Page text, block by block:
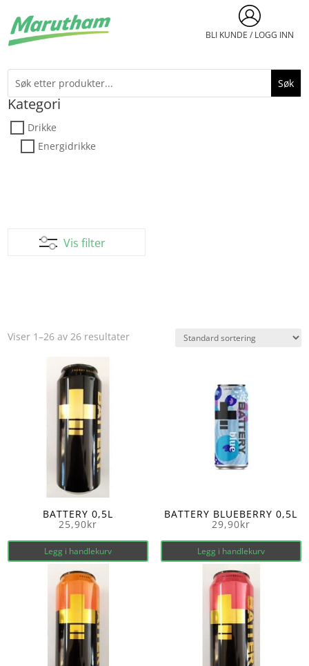
BLI KUNDE / LOGG INN
Kategori
Drikke
Energidrikke
Vis filter
Viser 1–26 av 26 resultater
BATTERY 0,5L
25,90kr
Legg i handlekurv
BATTERY BLUEBERRY 0,5L
29,90kr
Legg i handlekurv